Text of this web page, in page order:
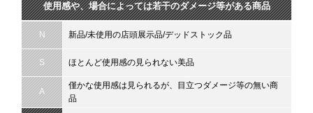
使用感や、場合によっては若干のダメージ等がある商品
N 新品/未使用の店頭展示品/デッドストック品
S ほとんど使用感の見られない美品
A
僅かな使用感は見られるが、目立つダメージ等の無い商
品